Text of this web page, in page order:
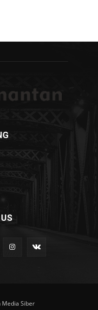
Media Siber